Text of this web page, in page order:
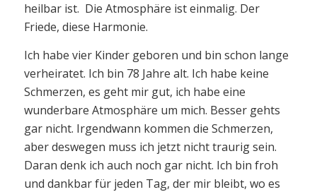
heilbar ist. Die Atmosphäre ist einmalig. Der
Friede, diese Harmonie.
Ich habe vier Kinder geboren und bin schon lange
verheiratet. Ich bin 78 Jahre alt. Ich habe keine
Schmerzen, es geht mir gut, ich habe eine
wunderbare Atmosphäre um mich. Besser gehts
gar nicht. Irgendwann kommen die Schmerzen,
aber deswegen muss ich jetzt nicht traurig sein.
Daran denk ich auch noch gar nicht. Ich bin froh
und dankbar für jeden Tag, der mir bleibt, wo es